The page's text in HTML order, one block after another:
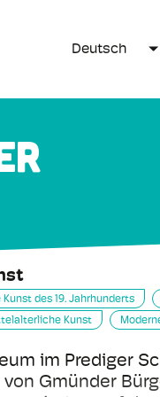
Deutsch
Kunst des 19. Jahrhunderts
Kunst
im Prediger
von Gmünder